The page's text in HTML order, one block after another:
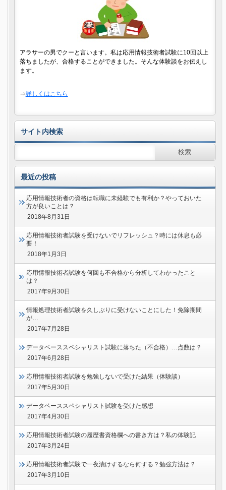
アラサーの男でクーと言います。私は応用情報技術者試験に10回以上
落ちましたが、合格することができました。そんな体験談をお伝えし
ます。
⇒詳しくはこちら
サイト内検索
最近の投稿
応用情報技術者の資格は転職に未経験でも有利か？やっておいた
方が良いことは？
2018年8月31日
応用情報技術者試験を受けないでリフレッシュ？時には休息も必
要！
2018年1月3日
応用情報技術者試験を何回も不合格から分析してわかったこと
は？
2017年9月30日
情報処理技術者試験を久しぶりに受けないことにした！免除期間
が…
2017年7月28日
データベーススペシャリスト試験に落ちた（不合格）…点数は？
2017年6月28日
応用情報技術者試験を勉強しないで受けた結果（体験談）
2017年5月30日
データベーススペシャリスト試験を受けた感想
2017年4月30日
応用情報技術者試験の履歴書資格欄への書き方は？私の体験記
2017年3月24日
応用情報技術者試験で一夜漬けするなら何する？勉強方法は？
2017年3月10日